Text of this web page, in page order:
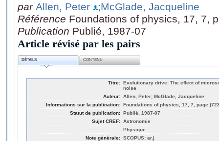
par Allen, Peter
;McGlade, Jacqueline
Référence Foundations of physics, 17, 7,
Publication Publié, 1987-07
Article révisé par les pairs
DÉTAILS CONTENU
Titre: Evolutionary drive: The effect of
noise
Auteur: Allen, Peter; McGlade, Jacqueline
Informations sur la publication: Foundations of physics, 17, 7, page
Statut de publication: Publié, 1987-07
Sujet CREF: Astronomie
Physique
Note générale: SCOPUS: ar.j